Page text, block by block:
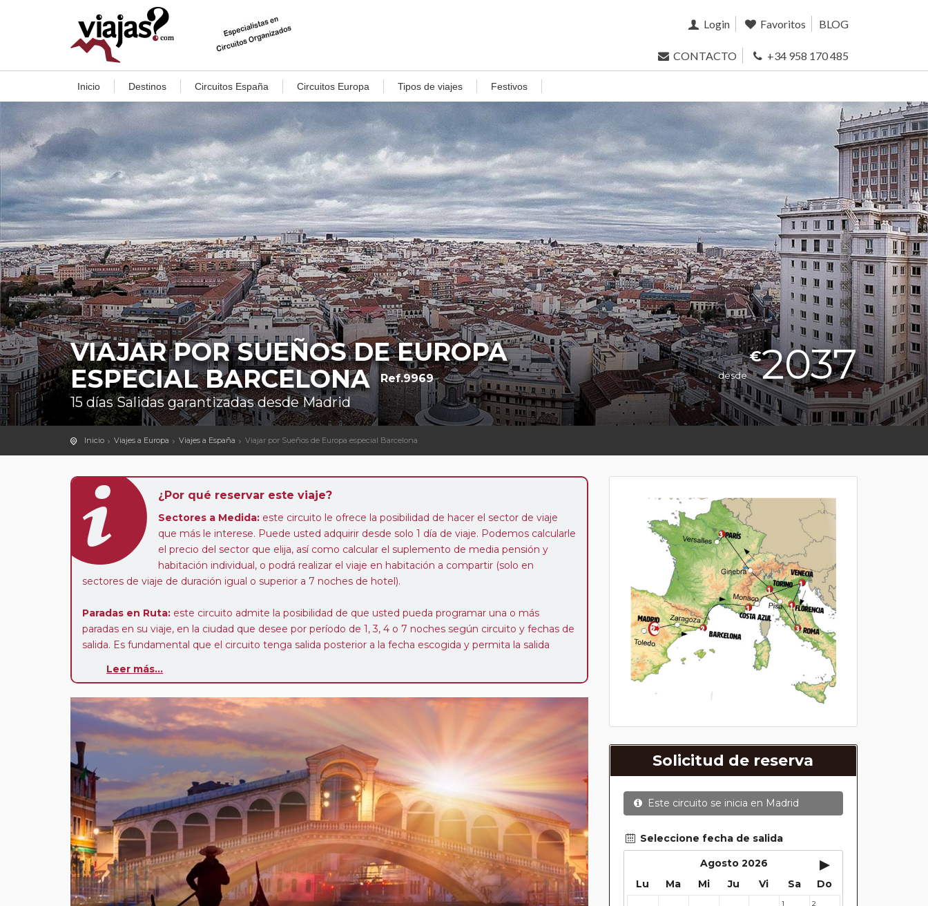
Login Favoritos BLOG
CONTACTO +34 958 170 485
Inicio Destinos Circuitos España Circuitos Europa Tipos de viajes Festivos
VIAJAR POR SUEÑOS DE EUROPA
ESPECIAL BARCELONA
Ref.9969
15 días Salidas garantizadas desde Madrid
desde
€2037
Inicio Viajes a Europa Viajes a España Viajar por Sueños de Europa especial Barcelona
¿Por qué reservar este viaje?
Sectores a Medida: este circuito le ofrece la posibilidad de hacer el sector de viaje
que más le interese. Puede usted adquirir desde solo 1 día de viaje. Podemos calcularle
el precio del sector que elija, así como calcular el suplemento de media pensión y
habitación individual, o podrá realizar el viaje en habitación a compartir (solo en
sectores de viaje de duración igual o superior a 7 noches de hotel).
Paradas en Ruta: este circuito admite la posibilidad de que usted pueda programar una o más
paradas en su viaje, en la ciudad que desee por período de 1, 3, 4 o 7 noches según circuito y fechas de
salida. Es fundamental que el circuito tenga salida posterior a la fecha escogida y permita la salida
realiza para tomar otro circuito del mismo proveedor no se abonará este suplemento.
Leer más...
Solicitud de reserva
Este circuito se inicia en Madrid
Seleccione fecha de salida
Agosto 2026
▸
Lu Ma Mi Ju Vi Sa Do
1 2